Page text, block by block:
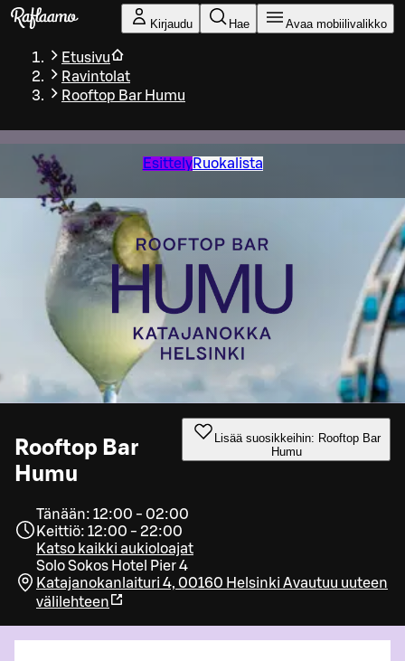
Siirry pääsisältöön
Kirjaudu Hae Avaa mobiilivalikko
Etusivu
Ravintolat
Rooftop Bar Humu
EsittelyRuokalista
Rooftop Bar
Humu
Lisää suosikkeihin: Rooftop Bar
Humu
Tänään: 12:00 - 02:00
Keittiö: 12:00 - 22:00
Katso kaikki aukioloajat
Solo Sokos Hotel Pier 4
Katajanokanlaituri 4, 00160 Helsinki Avautuu uuteen
välilehteen